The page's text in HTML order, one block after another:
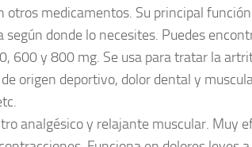
otros medicamentos. Su principal
según donde lo necesites. Puedes
600 y 800 mg. Se usa para tratar la
origen deportivo, dolor dental y
analgésico y relajante muscular. Muy